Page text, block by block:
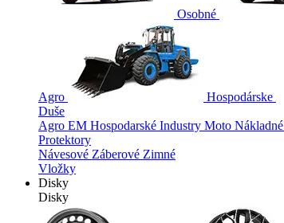
Osobné
Agro Hospodárske
Duše
Agro EM Hospodarské Industry Moto Nákladné
Protektory
Návesové Záberové Zimné
Vložky
Disky
Disky